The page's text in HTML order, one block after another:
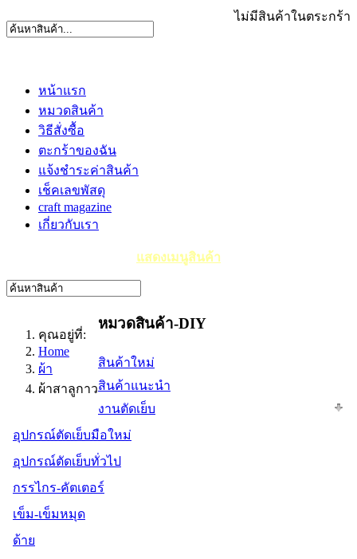
ไม่มีสินค้าในตระกร้า
หน้าแรก
หมวดสินค้า
วิธีสั่งซื้อ
ตะกร้าของฉัน
แจ้งชำระค่าสินค้า
เช็คเลขพัสดุ
craft magazine
เกี่ยวกับเรา
แสดงเมนูสินค้า
คุณอยู่ที่:
Home
ผ้า
ผ้าสาลูกาว
หมวดสินค้า-DIY
สินค้าใหม่
สินค้าแนะนำ
งานตัดเย็บ
อุปกรณ์ตัดเย็บมือใหม่
อุปกรณ์ตัดเย็บทั่วไป
กรรไกร-คัตเตอร์
เข็ม-เข็มหมุด
ด้าย